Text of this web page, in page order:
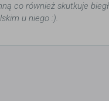
co również skutkuje
u niego :).